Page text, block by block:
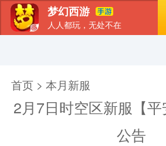
梦幻西游
人人都玩，无处不在
首页 > 本月新服
2月7日时空区新服【
公告